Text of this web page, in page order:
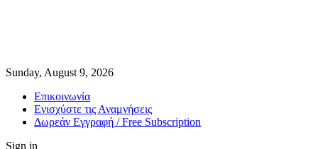
Sunday, August 9, 2026
Επικοινωνία
Ενισχύστε τις Αναμνήσεις
Δωρεάν Εγγραφή / Free Subscription
Sign in